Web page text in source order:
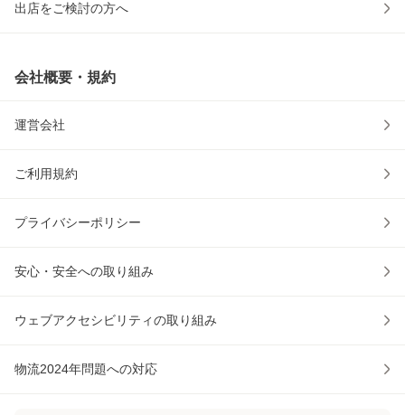
出店をご検討の方へ
会社概要・規約
運営会社
ご利用規約
プライバシーポリシー
安心・安全への取り組み
ウェブアクセシビリティの取り組み
物流2024年問題への対応